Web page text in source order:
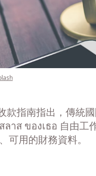
款指南指出，傳統
ลาส ของเธอ 自由工
可用的財務資料。